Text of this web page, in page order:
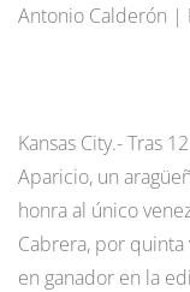
Antonio Calderón |
Kansas City.- Tras
Aparicio, un
honra al único
Cabrera, por
en ganador en la